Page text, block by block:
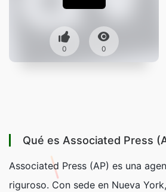
0 0
Qué es Associated Press
Associated Press (AP) es una
riguroso. Con sede en Nueva